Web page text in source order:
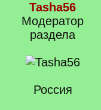
Tasha56
Модератор
раздела
Россия